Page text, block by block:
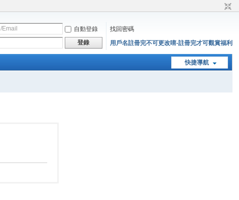
自動登錄
找回密碼
登錄 用戶名註冊完不可更改唷-註冊完才可觀賞福利
快捷導航